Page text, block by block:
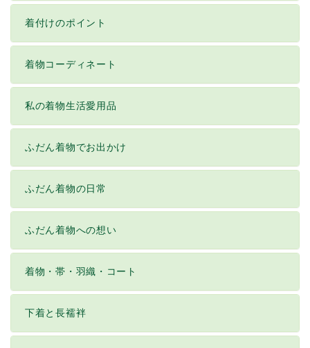
着付けのポイント
着物コーディネート
私の着物生活愛用品
ふだん着物でお出かけ
ふだん着物の日常
ふだん着物への想い
着物・帯・羽織・コート
下着と長襦袢